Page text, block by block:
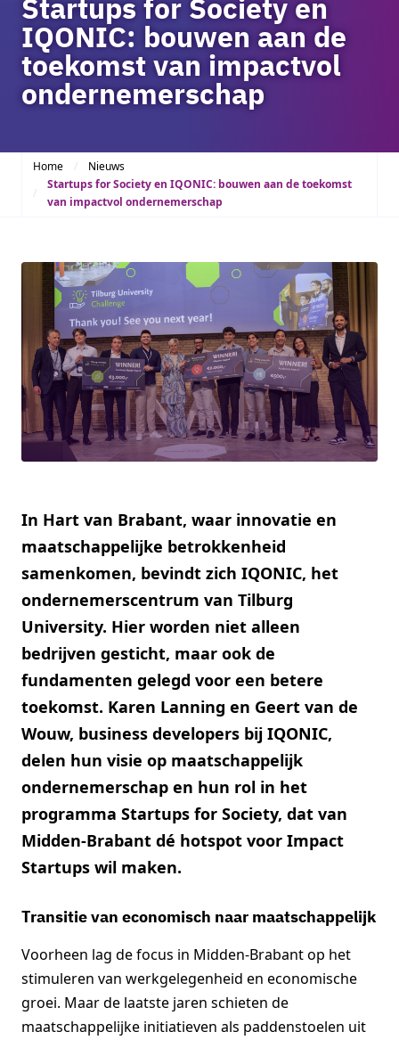
Startups for Society en
IQONIC: bouwen aan de
toekomst van impactvol
ondernemerschap
Home
Nieuws
Startups for Society en IQONIC: bouwen aan de toekomst
van impactvol ondernemerschap
In Hart van Brabant, waar innovatie en
maatschappelijke betrokkenheid
samenkomen, bevindt zich IQONIC, het
ondernemerscentrum van Tilburg
University. Hier worden niet alleen
bedrijven gesticht, maar ook de
fundamenten gelegd voor een betere
toekomst. Karen Lanning en Geert van de
Wouw, business developers bij IQONIC,
delen hun visie op maatschappelijk
ondernemerschap en hun rol in het
programma Startups for Society, dat van
Midden-Brabant dé hotspot voor Impact
Startups wil maken.
Transitie van economisch naar maatschappelijk
Voorheen lag de focus in Midden-Brabant op het
stimuleren van werkgelegenheid en economische
groei. Maar de laatste jaren schieten de
maatschappelijke initiatieven als paddenstoelen uit